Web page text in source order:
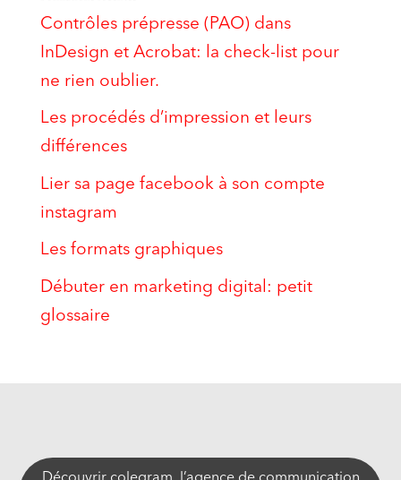
Contrôles prépresse (PAO) dans
InDesign et Acrobat: la check-list pour
ne rien oublier.
Les procédés d’impression et leurs
différences
Lier sa page facebook à son compte
instagram
Les formats graphiques
Débuter en marketing digital: petit
glossaire